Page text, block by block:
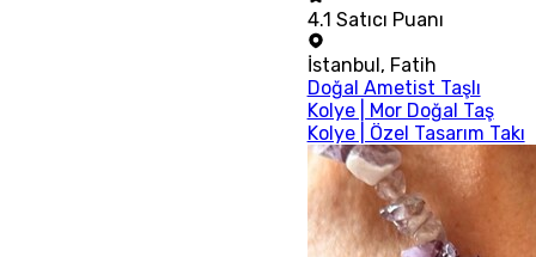
4.1 Satıcı Puanı
İstanbul, Fatih
Doğal Ametist Taşlı
Kolye | Mor Doğal Taş
Kolye | Özel Tasarım Takı